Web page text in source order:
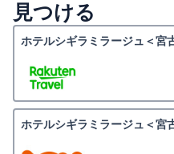
見つける
ホテルシギラミラージュ＜宮
ホテルシギラミラージュ＜宮